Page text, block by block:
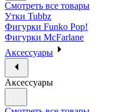
Смотреть все товары
Утки Tubbz
Фигурки Funko Pop!
Фигурки McFarlane
Аксессуары
Аксессуары